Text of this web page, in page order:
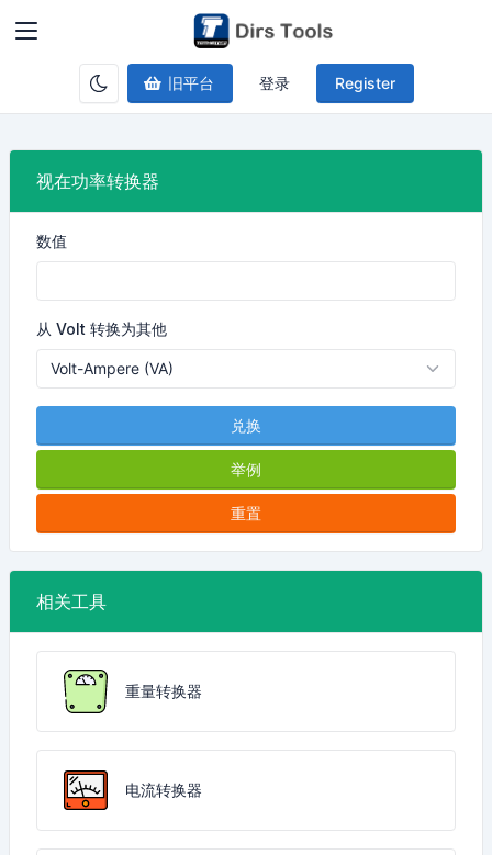
旧平台 登录 Register
视在功率转换器
数值
从 Volt 转换为其他
兑换
举例
重置
相关工具
重量转换器
电流转换器